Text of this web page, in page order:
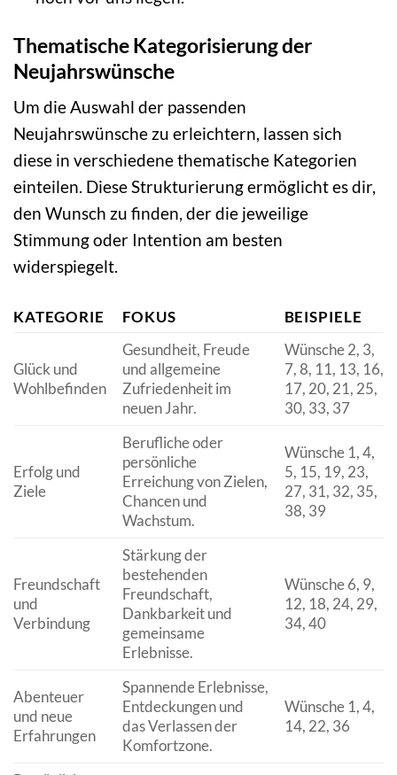
Thematische Kategorisierung der
Neujahrswünsche
Um die Auswahl der passenden
Neujahrswünsche zu erleichtern, lassen sich
diese in verschiedene thematische Kategorien
einteilen. Diese Strukturierung ermöglicht es dir,
den Wunsch zu finden, der die jeweilige
Stimmung oder Intention am besten
widerspiegelt.
KATEGORIE FOKUS BEISPIELE
Glück und
Wohlbefinden
Gesundheit, Freude
und allgemeine
Zufriedenheit im
neuen Jahr.
Wünsche 2, 3,
7, 8, 11, 13, 16,
17, 20, 21, 25,
30, 33, 37
Erfolg und
Ziele
Berufliche oder
persönliche
Erreichung von Zielen,
Chancen und
Wachstum.
Wünsche 1, 4,
5, 15, 19, 23,
27, 31, 32, 35,
38, 39
Freundschaft
und
Verbindung
Stärkung der
bestehenden
Freundschaft,
Dankbarkeit und
gemeinsame
Erlebnisse.
Wünsche 6, 9,
12, 18, 24, 29,
34, 40
Abenteuer
und neue
Erfahrungen
Spannende Erlebnisse,
Entdeckungen und
das Verlassen der
Komfortzone.
Wünsche 1, 4,
14, 22, 36